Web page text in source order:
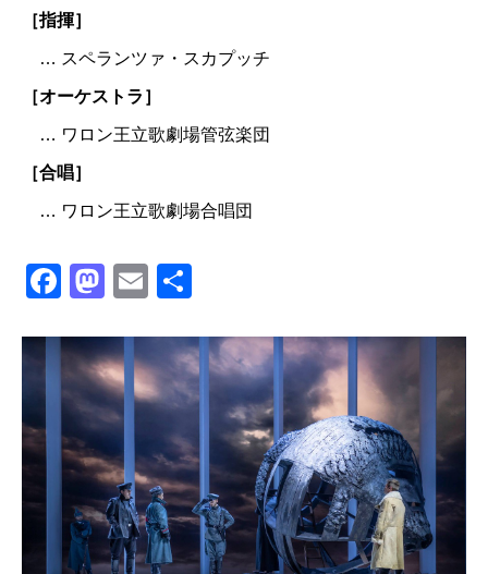
［指揮］
… スペランツァ・スカプッチ
［オーケストラ］
… ワロン王立歌劇場管弦楽団
［合唱］
… ワロン王立歌劇場合唱団
Facebook
Mastodon
Email